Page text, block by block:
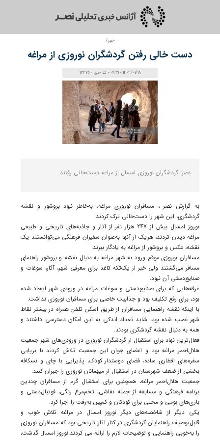
خبر/
دست خالی رفتن گردشگران نوروزی از مراغه
1404/01/18 - 09:31 - کد خبر: 133760
نصر: گردشگران نوروزی امسال از مراغه دست‌خالی رفتند.
به گزارش نصر ، مسافران نوروزی مراغه، به‌خاطر نبود بروشور و نقشه
گردشگری، این شهر را دست‌خالی ترک کردند.
نوروز امسال بیش از 247 هزار نفر از آثار و جاذبه‌های تاریخی و طبیعی
مراغه دیدن کردند، هریک از آنها به‌عنوان سفیران فرهنگی می‌توانستند یک
نقشه، عکس و بروشور از مراغه به یادگار ببرند.
مسافران نوروزی موقع ورود به شهر مراغه به دنبال نقشه و بروشور راهنمای
مسافر می‌گشتند ولی خبر از یک‌تکه کاغذ برای معرفی شهر، آثار، سوغات و
صنایع‌دستی آن نبود.
غرفه‌هایی که برای صنایع‌دستی و سوغات مراغه در ورودی شهر ایجاد شده
بود، برای رفع تکلیف بود و جذابیت خاصی برای مسافران نوروزی نداشت.
با اینکه نقشه راهنمایی مسافران از طریق اسکن تلفن همراه در بیشتر نقاط
شهر نصب شده بود، شاید تعداد اندکی به این امکان دسترسی داشتند و
همه به دنبال نقشه گردشگری بودند.
فعال‌ترین نهاد برای استقبال از گردشگران نوروزی در ورودی‌های شهر جمعیت
هلال‌احمر مراغه بود و اعضای جوان این جمعیت تلاش کردند با برپایی
سفره‌های افطاری ساده، فضای دوستدار کودک، پذیرایی با چای و نسکافه
بخشی از ضعف شهرستان در استقبال از میهمانان نوروزی را جبران کنند.
جمعیت هلال‌احمر مراغه، همچنین برای استقبال گرم از مسافران چندین
برنامه فرهنگی و مسابقه از جمله نقاشی، تخم‌مرغ رنگی، فوتبال‌دستی و
بازی‌های بومی و محلی برای کودکان و کمپین به‌رفت را اجرا کرد.
یکی دیگر از شاخصه‌های دیگر نوروز امسال در مراغه تلاش خوب و
قابل‌توصیف راهنمایان گردشگری در کنار آثار تاریخی بود که مسافران نوروزی
را به‌خوبی راهنمایی و توضیحات لازم را ارائه می کردند.نوروز امسال گذشت،